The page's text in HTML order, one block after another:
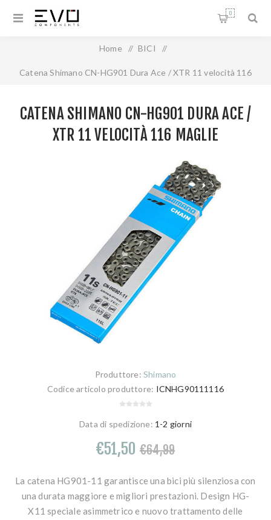
0
Home / BICI /
Catena Shimano CN-HG901 Dura Ace / XTR 11 velocità 116
CATENA SHIMANO CN-HG901 DURA ACE /
XTR 11 VELOCITÀ 116 MAGLIE
Produttore: Shimano
Codice articolo produttore: ICNHG90111116
Data di spedizione: 1-2 giorni
€51,50 €64,99
La catena HG901-11 garantisce una bici più silenziosa con
una durata maggiore e migliori prestazioni. Design HG-
X11 speciale asimmetrico e nuovo trattamento delle